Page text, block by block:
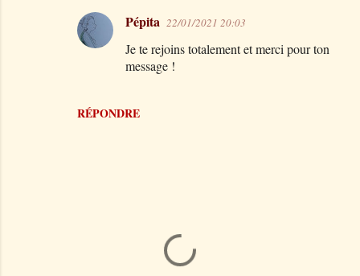
RÉPONDRE
Pépita 22/01/2021 20:03
Je te rejoins totalement et merci pour ton
message !